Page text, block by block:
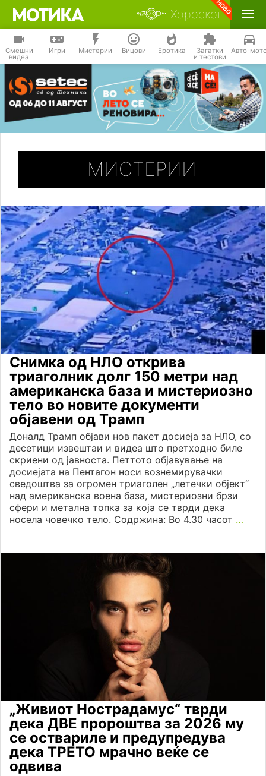
Хороскоп
Смешни
видеа
Игри Мистерии Вицови Еротика Загатки
и тестови
Авто-
МИСТЕРИИ
Снимка од НЛО открива
триаголник долг 150 метри над
американска база и мистериозно
тело во новите документи
објавени од Трамп
Доналд Трамп објави нов пакет досиеја за НЛО, со
десетици извештаи и видеа што претходно биле
скриени од јавноста. Петтото објавување на
досиејата на Пентагон носи вознемирувачки
сведоштва за огромен триаголен „летечки објект“
над американска воена база, мистериозни брзи
сфери и метална топка за која се тврди дека
носела човечко тело. Содржина: Во 4.30 часот …
„Живиот Нострадамус“ тврди
дека ДВЕ пророштва за 2026 му
се оствариле и предупредува
дека ТРЕТО мрачно веќе се
одвива